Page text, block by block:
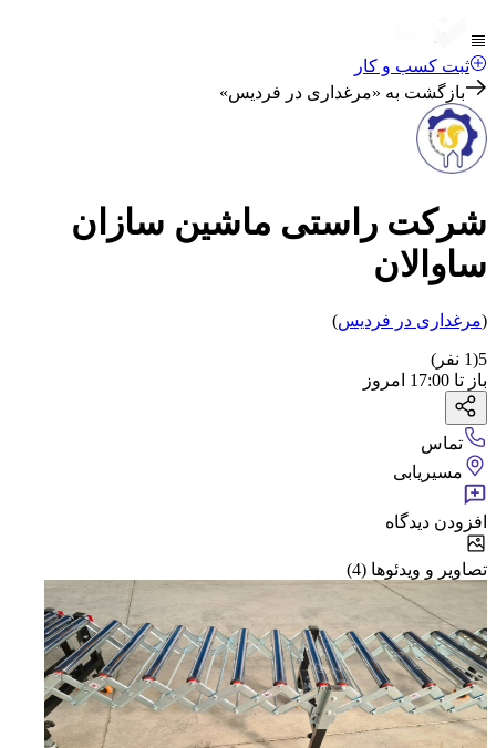
ثبت کسب و کار
بازگشت به «مرغداری در فردیس»
شرکت راستی ماشین سازان
ساوالان
(مرغداری در فردیس)
5
(
1 نفر)
باز تا 17:00 امروز
تماس
مسیریابی
افزودن دیدگاه
تصاویر و ویدئوها (4)